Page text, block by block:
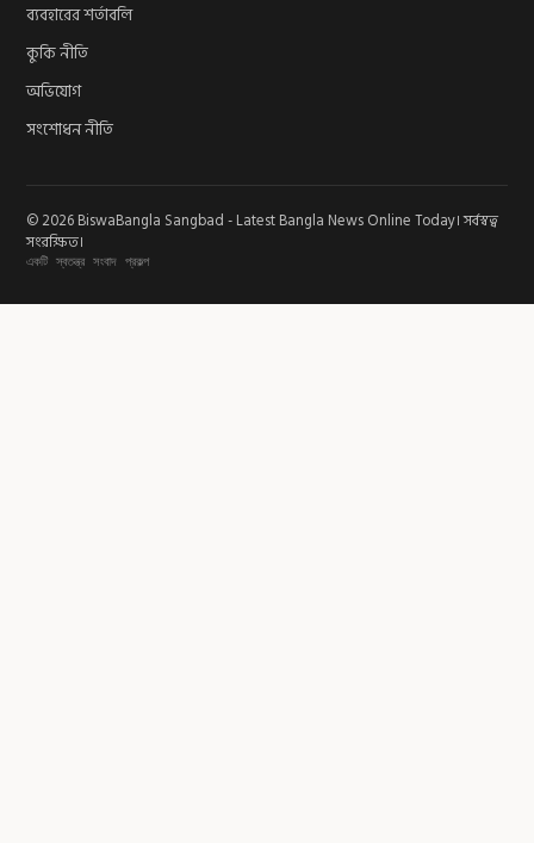
ব্যবহারের শর্তাবলি
কুকি নীতি
অভিযোগ
সংশোধন নীতি
© 2026 BiswaBangla Sangbad - Latest Bangla News Online Today। সর্বস্বত্ব
সংরক্ষিত।
একটি স্বতন্ত্র সংবাদ প্রকল্প